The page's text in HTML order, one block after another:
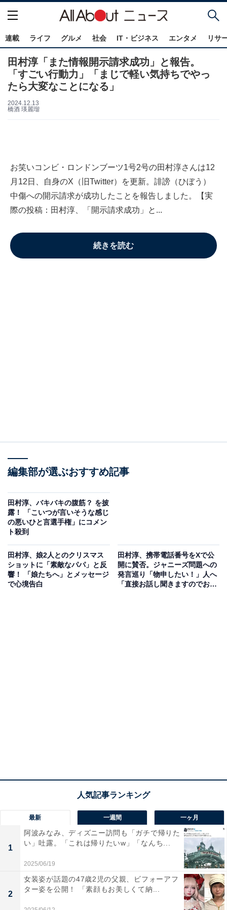
連載 ライフ グルメ 社会 IT・ビジネス エンタメ リサ
田村淳「また情報開示請求成功」と報告。
「すごい行動力」「まじで軽い気持ちでやっ
たら大変なことになる」
2024.12.13
橋酒 瑛麗瑠
お笑いコンビ・ロンドンブーツ1号2号の田村淳さんは12
月12日、自身のX（旧Twitter）を更新。誹謗（ひぼう）
中傷への開示請求が成功したことを報告しました。【実
際の投稿：田村淳、「開示請求成功」と...
続きを読む
編集部が選ぶおすすめ記事
田村淳、バキバキの腹筋？ を披
露！ 「こいつが言いそうな感じ
の悪いひと言選手権」にコメン
ト殺到
田村淳、娘2人とのクリスマス
ショットに「素敵なパパ」と反
響！ 「娘たちへ」とメッセージ
で心境告白
田村淳、携帯電話番号をXで公
開に賛否。ジャニーズ問題への
発言巡り「物申したい！」人へ
「直接お話し聞きますのでお電
最新 一週間 一ヶ月
1
阿波みなみ、ディズニー訪問も「ガチで帰りた
い」吐露。「これは帰りたいw」「なんち...
2025/06/19
2
女装姿が話題の47歳2児の父親、ビフォーアフ
ター姿を公開！ 「素顔もお美しくて納...